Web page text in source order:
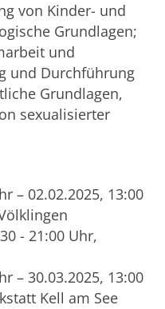
von Kinder- und
Grundlagen;
und
und Durchführung
Grundlagen,
sexualisierter
– 02.02.2025, 13:00
- 21:00 Uhr,
– 30.03.2025, 13:00
Kell am See